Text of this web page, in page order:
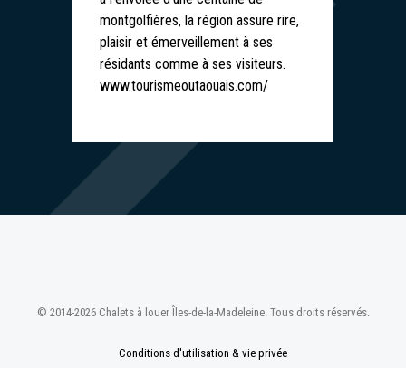
montgolfières, la région assure rire,
plaisir et émerveillement à ses
résidants comme à ses visiteurs.
www.tourismeoutaouais.com/
© 2014-2026 Chalets à louer Îles-de-la-Madeleine. Tous droits réservés.
Conditions d'utilisation & vie privée